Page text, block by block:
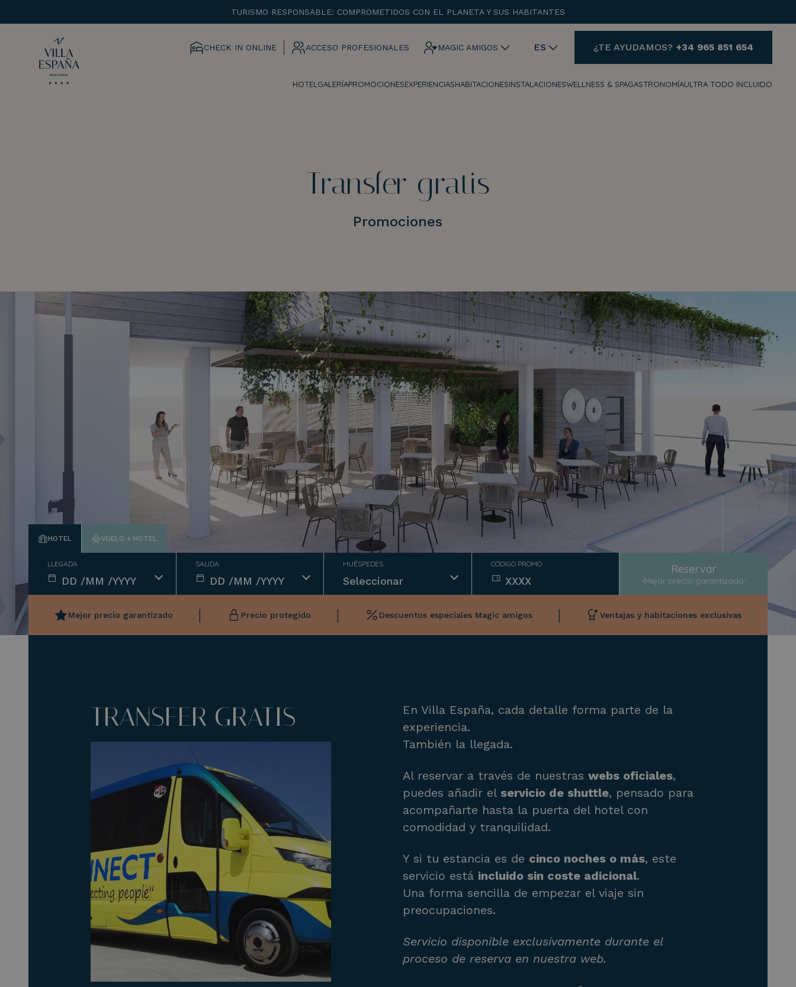
TURISMO RESPONSABLE: COMPROMETIDOS CON EL PLANETA Y SUS HABITANTES
CHECK IN ONLINE ACCESO PROFESIONALES MAGIC AMIGOS ES ¿TE AYUDAMOS? +34 965 851 654
Temas de ayuda
Pago de reservas
Acceder a todas las preguntas y respuestas
Modificar mi reserva
Cancelar mi reserva
Otras consultas
¿En que te puedo
ayudar?
HOTEL GALERÍAPROMOCIONESEXPERIENCIASHABITACIONESINSTALACIONESWELLNESS & SPAGASTRONOMÍAULTRA TODO INCLUIDO
Transfer gratis
Promociones
HOTEL VUELO + HOTEL
LLEGADA SALIDA HUÉSPEDES
-
+
CÓDIGO PROMO Reservar
-Mejor precio garantizado-
Mejor precio garantizado | Precio protegido | Descuentos especiales Magic amigos | Ventajas y habitaciones exclusivas
TRANSFER GRATIS
En Villa España, cada detalle forma parte de la
experiencia.
También la llegada.
Al reservar a través de nuestras webs oficiales,
puedes añadir el servicio de shuttle, pensado para
acompañarte hasta la puerta del hotel con
comodidad y tranquilidad.
Y si tu estancia es de cinco noches o más, este
servicio está incluido sin coste adicional.
Una forma sencilla de empezar el viaje sin
preocupaciones.
Servicio disponible exclusivamente durante el
proceso de reserva en nuestra web.